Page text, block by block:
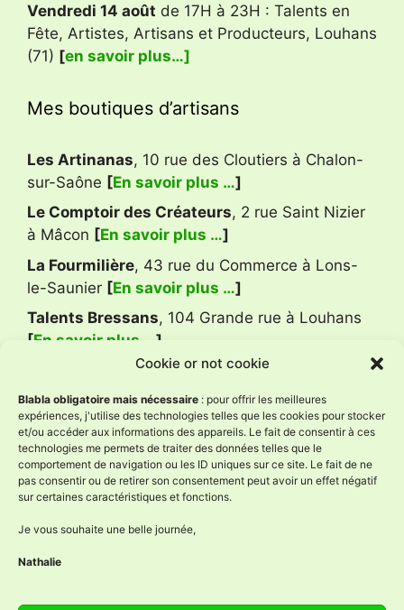
Cookie or not cookie
Blabla obligatoire mais nécessaire : pour offrir les meilleures
expériences, j'utilise des technologies telles que les cookies pour stocker
et/ou accéder aux informations des appareils. Le fait de consentir à ces
technologies me permets de traiter des données telles que le
comportement de navigation ou les ID uniques sur ce site. Le fait de ne
pas consentir ou de retirer son consentement peut avoir un effet négatif
sur certaines caractéristiques et fonctions.
Je vous souhaite une belle journée,
Nathalie
Vendredi 14 août de 17H à 23H : Talents en
Fête, Artistes, Artisans et Producteurs, Louhans
(71) [en savoir plus…]
Mes boutiques d’artisans
Les Artinanas, 10 rue des Cloutiers à Chalon-
sur-Saône [En savoir plus …]
Le Comptoir des Créateurs, 2 rue Saint Nizier
à Mâcon [En savoir plus …]
La Fourmilière, 43 rue du Commerce à Lons-
le-Saunier [En savoir plus …]
Talents Bressans, 104 Grande rue à Louhans
[En savoir plus … ]
Avis Google
L'Âne à Nath
4.9
Basé sur 59 avis
powered byG oogle
évaluez-nous sur
Réseaux sociaux